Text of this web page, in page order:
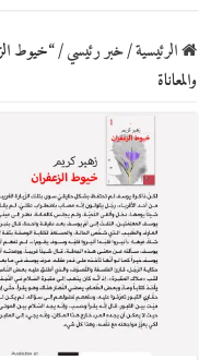
الرئيسية/خبر رئيسي/“خيوط
والمعاناة